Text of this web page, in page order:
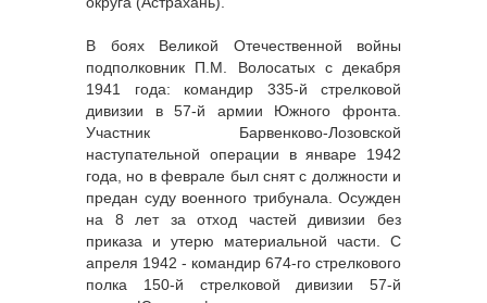
В боях Великой Отечественной войны
подполковник П.М. Волосатых с декабря
1941 года: командир 335-й стрелковой
дивизии в 57-й армии Южного фронта.
Участник Барвенково-Лозовской
наступательной операции в январе 1942
года, но в феврале был снят с должности и
предан суду военного трибунала. Осужден
на 8 лет за отход частей дивизии без
приказа и утерю материальной части. С
апреля 1942 - командир 674-го стрелкового
полка 150-й стрелковой дивизии 57-й